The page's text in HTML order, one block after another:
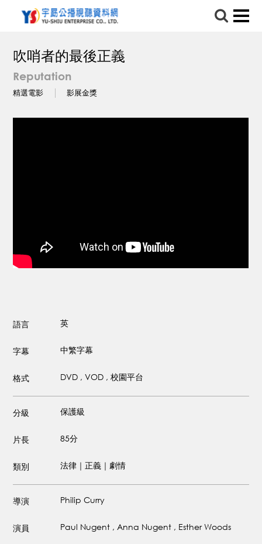
吹哨者的最後正義
Reputation
精選電影 影展金獎
語言 英
字幕 中繁字幕
格式 DVD , VOD , 校園平台
分級 保護級
片長 85分
類別 法律｜正義｜劇情
導演 Philip Curry
演員 Paul Nugent , Anna Nugent , Esther Woods